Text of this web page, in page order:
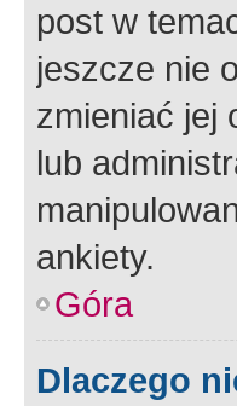
post w
jeszcze nie
zmieniać jej
lub
ankiety.
Góra
Dlaczego